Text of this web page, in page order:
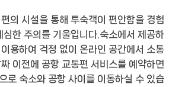
의 시설을 통해 투숙객이 편안함을 경험
심한 주의를 기울입니다.숙소에서 제공하
용하여 걱정 없이 온라인 공간에서 소통
이전에 공항 교통편 서비스를 예약하면
로 숙소와 공항 사이를 이동하실 수 있습